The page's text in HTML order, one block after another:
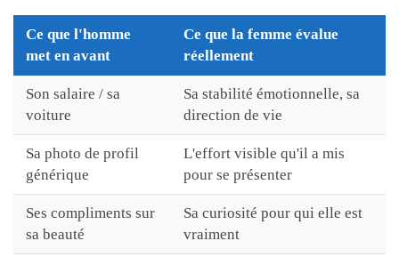
Ce que l'homme
met en avant
Ce que la femme évalue
réellement
Son salaire / sa
voiture
Sa stabilité émotionnelle, sa
direction de vie
Sa photo de profil
générique
L'effort visible qu'il a mis
pour se présenter
Ses compliments sur
sa beauté
Sa curiosité pour qui elle est
vraiment